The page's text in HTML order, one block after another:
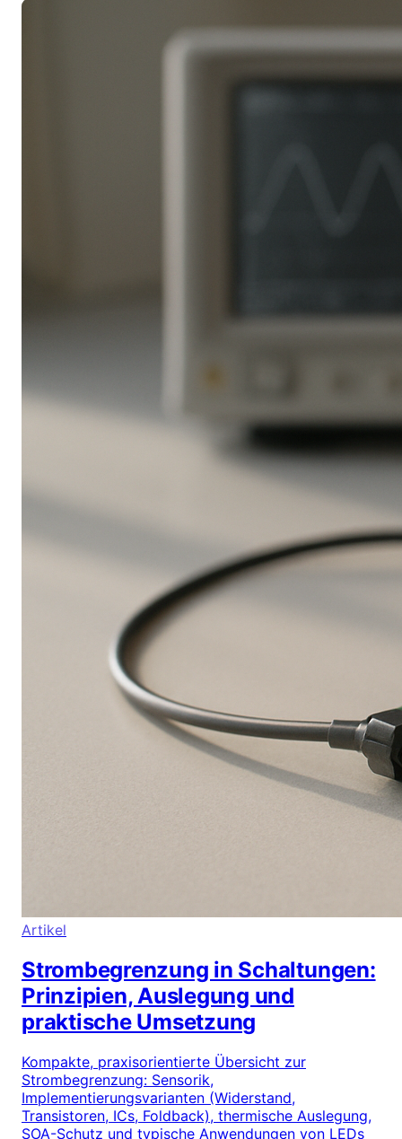
Artikel
Strombegrenzung in Schaltungen:
Prinzipien, Auslegung und
praktische Umsetzung
Kompakte, praxisorientierte Übersicht zur
Strombegrenzung: Sensorik,
Implementierungsvarianten (Widerstand,
Transistoren, ICs, Foldback), thermische Auslegung,
SOA-Schutz und typische Anwendungen von LEDs